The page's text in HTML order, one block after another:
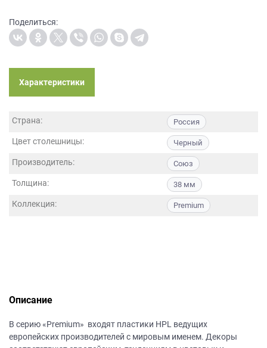
Поделиться:
Характеристики
Страна: Россия
Цвет столешницы: Черный
Производитель: Союз
Толщина: 38 мм
Коллекция: Premium
Описание
В серию «Premium» входят пластики HPL ведущих
европейских производителей с мировым именем. Декоры
условиях
обработки
персональных